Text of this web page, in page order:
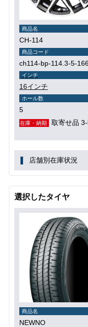
商品名
CH-114
商品コード
ch114-bp-114.3-5-
インチ
16インチ
ホール数
5
在庫・納期 取寄せ品
店舗別在庫状況
選択したタイヤ
商品名
NEWNO